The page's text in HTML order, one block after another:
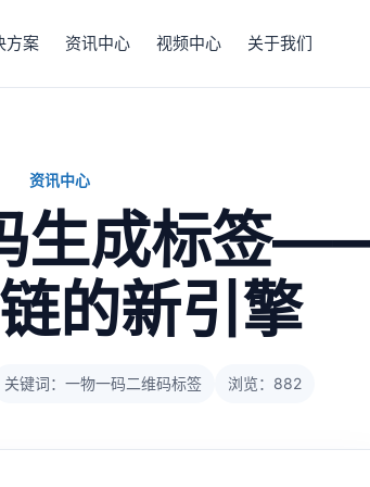
方案 资讯中心 视频中心 关于我们
资讯中心
生成标签
的新引擎
关键词：一物一码二维码标签 浏览：882